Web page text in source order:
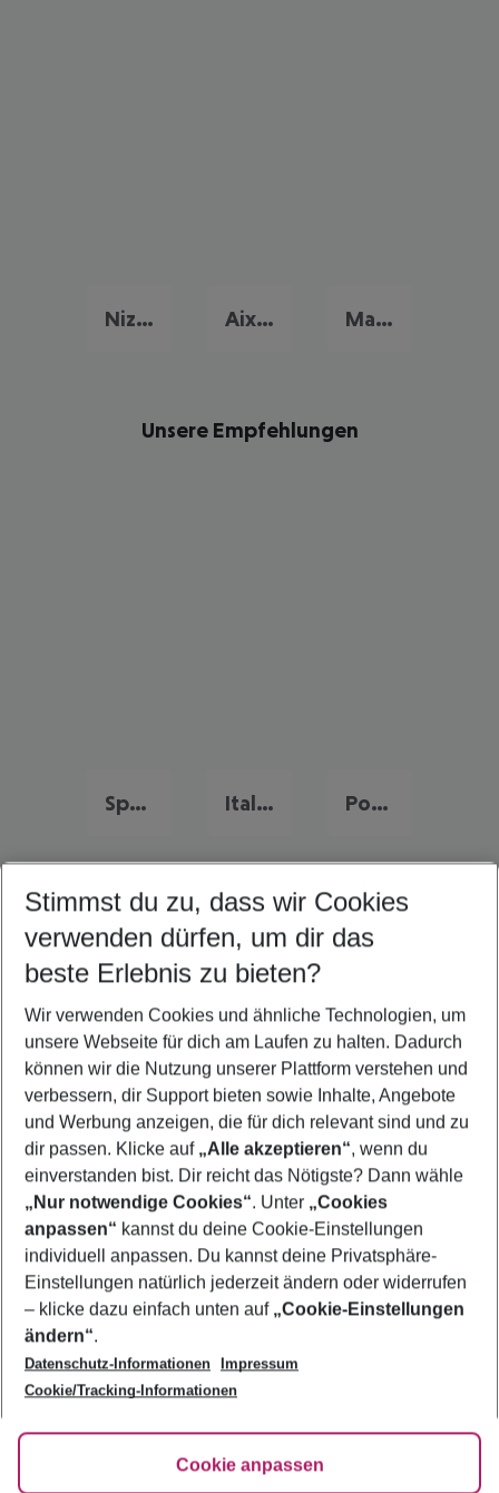
Nizza Aix-en-Provence Marseille
Unsere Empfehlungen
Spanien Urlaub Italien Last Minute Portugal Last Minute
Quicklinks
Frübucher Angebote Cannes für 2026
Urlaub Cannes
Flug & Hotel Cannes
Familienurlaub Cannes
Pauschalreisen Cannes
Footer
Footer navigation
Über uns
AGB
Bestpreisgarantie
Cookie-Einstellungen ändern
Cookie-Richtlinie
Agenturbetreuung
Barrierefreies Reisen
HanseMerkur Reiseversicherung
Folge uns
Stimmst du zu, dass wir Cookies
verwenden dürfen, um dir das
beste Erlebnis zu bieten?
Wir verwenden Cookies und ähnliche Technologien, um
unsere Webseite für dich am Laufen zu halten. Dadurch
können wir die Nutzung unserer Plattform verstehen und
verbessern, dir Support bieten sowie Inhalte, Angebote
und Werbung anzeigen, die für dich relevant sind und zu
dir passen. Klicke auf „Alle akzeptieren“, wenn du
einverstanden bist. Dir reicht das Nötigste? Dann wähle
„Nur notwendige Cookies“. Unter „Cookies
anpassen“ kannst du deine Cookie-Einstellungen
individuell anpassen. Du kannst deine Privatsphäre-
Einstellungen natürlich jederzeit ändern oder widerrufen
– klicke dazu einfach unten auf „Cookie-Einstellungen
ändern“.
Datenschutz-Informationen
Impressum
Cookie/Tracking-Informationen
Cookie anpassen